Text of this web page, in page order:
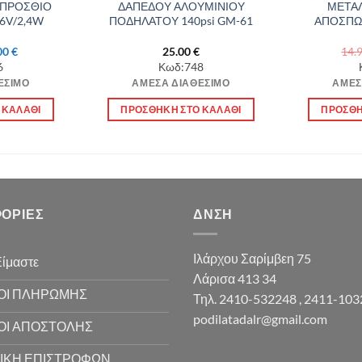
2,4W
€.
€Η
είναι:
8.00 €.
ΔΑΠΕΔΟΥ ΑΛΟΥΜΙΝΙΟΥ
ΠΟΔΗΛΑΤΟΥ 140psi GM-61
25.00€
Κωδ:748
ΆΜΕΣΑ ΔΙΑΘΈΣΙΜΟ
ΠΡΟΣΘΉΚΗ ΣΤΟ ΚΑΛΆΘΙ
ΠΛΗΡΩΜΗΣ
ΑΠΟΣΤΟΛΗΣ
ΕΠΙΣΤΡΟΦΩΝ
ΔΝΣΗ
Ιλάρχου Σαρίμβεη 75
Λάρισα 413 34
Τηλ. 2410-532248 , 2411-
podilatadalr@gmail.com